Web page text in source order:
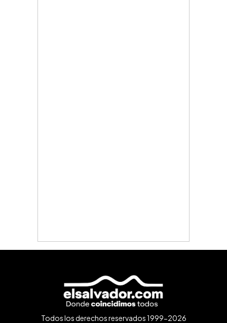
Todos los derechos reservados 1999-2026